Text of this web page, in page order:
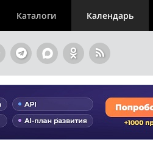
Каталоги Календарь